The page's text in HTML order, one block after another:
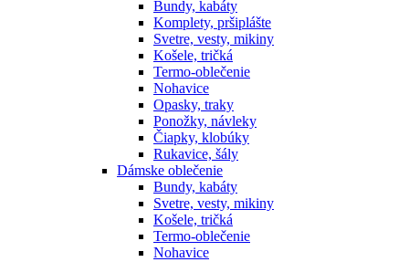
Bundy, kabáty
Komplety, pršiplášte
Svetre, vesty, mikiny
Košele, tričká
Termo-oblečenie
Nohavice
Opasky, traky
Ponožky, návleky
Čiapky, klobúky
Rukavice, šály
Dámske oblečenie
Bundy, kabáty
Svetre, vesty, mikiny
Košele, tričká
Termo-oblečenie
Nohavice